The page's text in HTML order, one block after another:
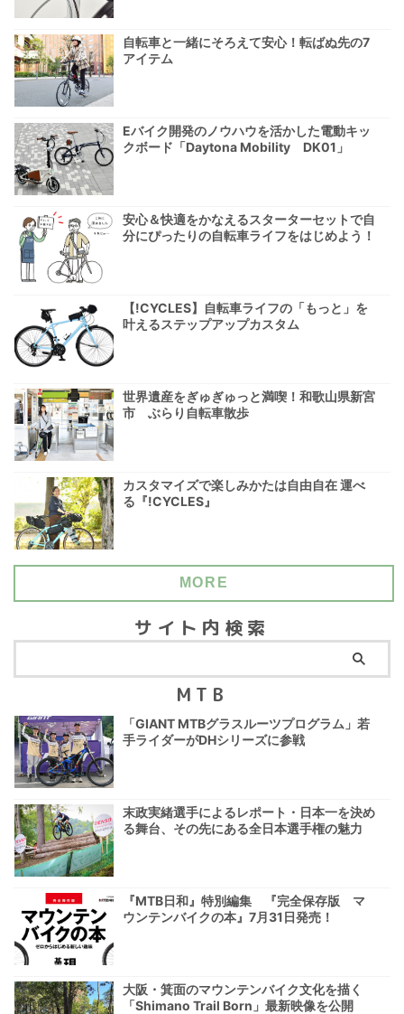
自転車と一緒にそろえて安心！転ばぬ先の7
アイテム
Eバイク開発のノウハウを活かした電動キッ
クボード「Daytona Mobility DK01」
安心＆快適をかなえるスターターセットで自
分にぴったりの自転車ライフをはじめよう！
【!CYCLES】自転車ライフの「もっと」を
叶えるステップアップカスタム
世界遺産をぎゅぎゅっと満喫！和歌山県新宮
市 ぶらり自転車散歩
カスタマイズで楽しみかたは自由自在 運べ
る『!CYCLES』
MORE
サイト内検索
MTB
「GIANT MTBグラスルーツプログラム」若
手ライダーがDHシリーズに参戦
末政実緒選手によるレポート・日本一を決め
る舞台、その先にある全日本選手権の魅力
『MTB日和』特別編集 『完全保存版 マ
ウンテンバイクの本』7月31日発売！
大阪・箕面のマウンテンバイク文化を描く
「Shimano Trail Born」最新映像を公開